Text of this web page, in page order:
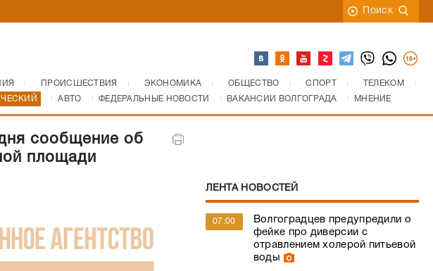
Поиск
ПРОИСШЕСТВИЯ ЭКОНОМИКА ОБЩЕСТВО СПОРТ
ТЕЛЕКОМ
АВТО ФЕДЕРАЛЬНЫЕ НОВОСТИ ВАКАНСИИ ВОЛГОГРАДА МНЕНИЕ
сообщение об
площади
ЛЕНТА НОВОСТЕЙ
07:00
Волгоградцев предупредили о
фейке про диверсии с
отравлением холерой питьевой
воды